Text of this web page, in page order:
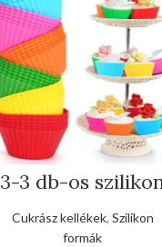
3-3 db-os
Cukrász kellékek, Szilikon
formák